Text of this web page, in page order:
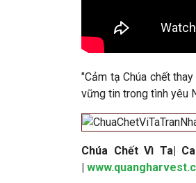
"Cảm tạ Chúa chết
vững tin trong tình yêu
Chúa Chết Vì Ta|
|